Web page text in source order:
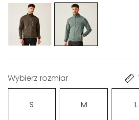
Wybierz rozmiar
S M L